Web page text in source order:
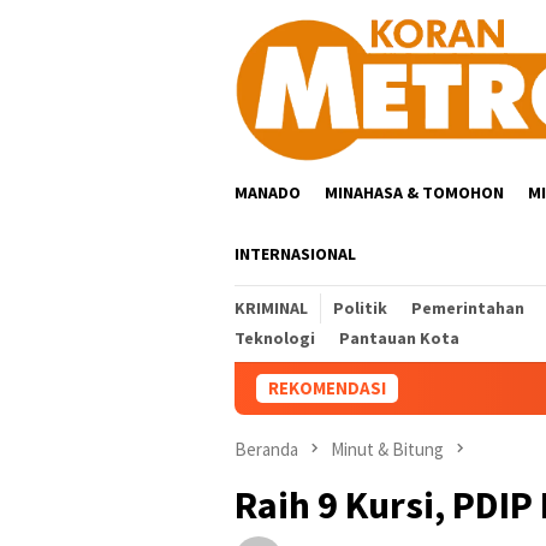
MANADO MINAHASA & TOMOHON
INTERNASIONAL
KRIMINAL Politik Pemerintahan
Teknologi
Pantauan Kota
REKOMENDASI
Beranda Minut & Bitung
Raih 9 Kursi,